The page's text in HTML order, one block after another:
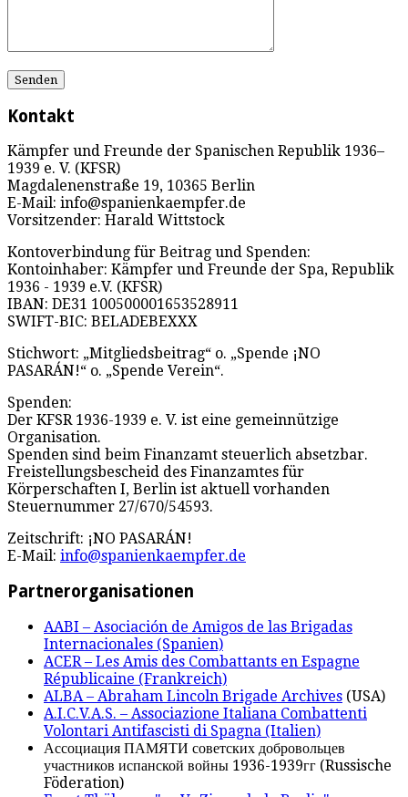
Kontakt
Kämpfer und Freunde der Spanischen Republik 1936–
1939 e. V. (KFSR)
Magdalenenstraße 19, 10365 Berlin
E-Mail: info@spanienkaempfer.de
Vorsitzender: Harald Wittstock
Kontoverbindung für Beitrag und Spenden:
Kontoinhaber: Kämpfer und Freunde der Spa, Republik
1936 - 1939 e.V. (KFSR)
IBAN: DE31 100500001653528911
SWIFT-BIC: BELADEBEXXX
Stichwort: „Mitgliedsbeitrag“ o. „Spende ¡NO
PASARÁN!“ o. „Spende Verein“.
Spenden:
Der KFSR 1936-1939 e. V. ist eine gemeinnützige
Organisation.
Spenden sind beim Finanzamt steuerlich absetzbar.
Freistellungsbescheid des Finanzamtes für
Körperschaften I, Berlin ist aktuell vorhanden
Steuernummer 27/670/54593.
Zeitschrift: ¡NO PASARÁN!
E-Mail: info@spanienkaempfer.de
Partnerorganisationen
AABI – Asociación de Amigos de las Brigadas
Internacionales (Spanien)
ACER – Les Amis des Combattants en Espagne
Républicaine (Frankreich)
ALBA – Abraham Lincoln Brigade Archives (USA)
A.I.C.V.A.S. – Associazione Italiana Combattenti
Volontari Antifascisti di Spagna (Italien)
Ассоциация ПАМЯТИ советских добровольцев
участников испанской войны 1936-1939гг (Russische
Föderation)